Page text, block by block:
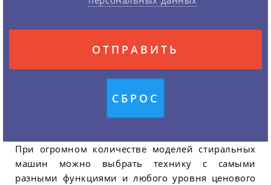
При огромном количестве моделей стиральных
машин можно выбрать технику с самыми
разными функциями и любого уровня ценового